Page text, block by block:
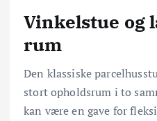
Vinkelstue og
rum
Den klassiske
stort opholdsrum i to
kan være en gave for